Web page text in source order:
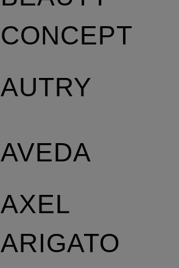
CONCEPT
AUTRY
AVEDA
AXEL
ARIGATO